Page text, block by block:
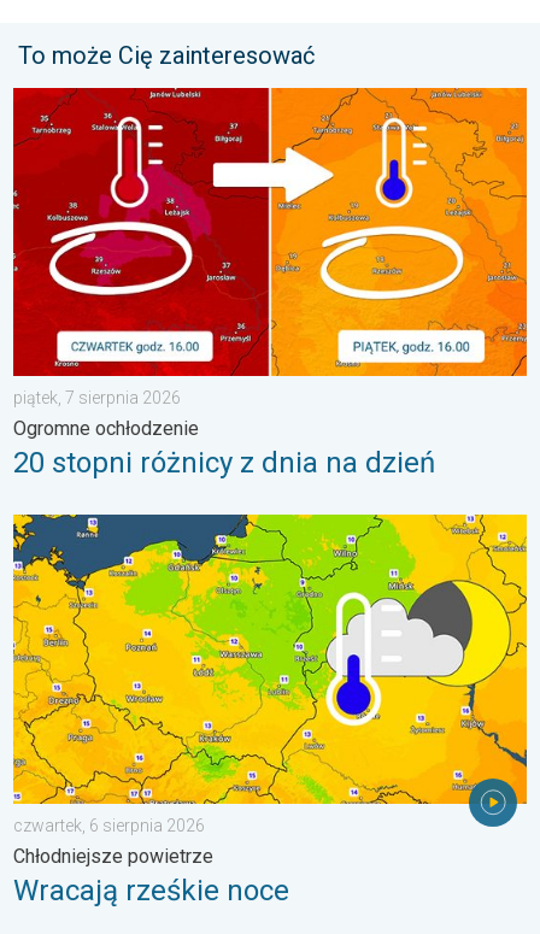
To może Cię zainteresować
20 stopni różnicy z dnia na dzień. Ogromne ochłodzenie. . .
piątek, 7 sierpnia 2026
Ogromne ochłodzenie
20 stopni różnicy z dnia na dzień
Wracają rześkie noce. Chłodniejsze powietrze. . . czwartek, 6
czwartek, 6 sierpnia 2026
Chłodniejsze powietrze
Wracają rześkie noce